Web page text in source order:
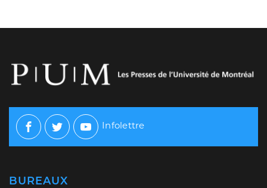
Facebook
TwitterYoutube
Infolettre
BUREAUX